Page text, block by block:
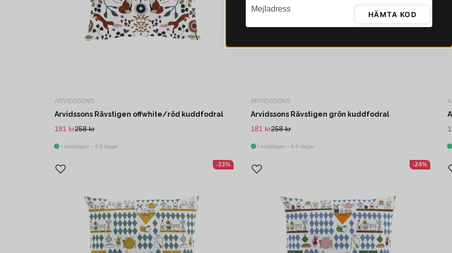
ARVIDSSONS
Arvidssons Rävstigen offwhite/röd kuddfodral
258 kr
181 kr
I webblager - 4-8 dagar
ARVIDSSONS
Arvidssons Rävstigen grön kuddfodral
258 kr
181 kr
I webblager - 4-8 dagar
-33% -24%
email
Mejladress
HÄMTA KOD